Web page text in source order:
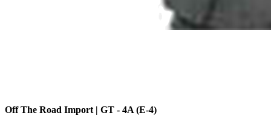
Off The Road Import | GT - 4A (E-4)